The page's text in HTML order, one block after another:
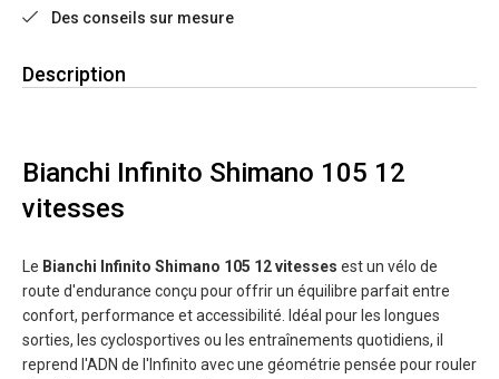
Des conseils sur mesure
Description
Bianchi Infinito Shimano 105 12
vitesses
Le Bianchi Infinito Shimano 105 12 vitesses est un vélo de
route d'endurance conçu pour offrir un équilibre parfait entre
confort, performance et accessibilité. Idéal pour les longues
sorties, les cyclosportives ou les entraînements quotidiens, il
reprend l'ADN de l'Infinito avec une géométrie pensée pour rouler